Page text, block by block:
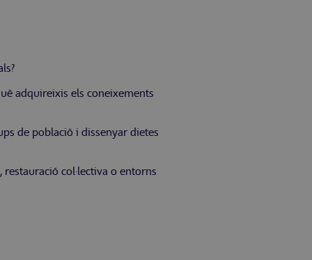
adquireixis els coneixements
de població i dissenyar dietes
col·lectiva o entorns